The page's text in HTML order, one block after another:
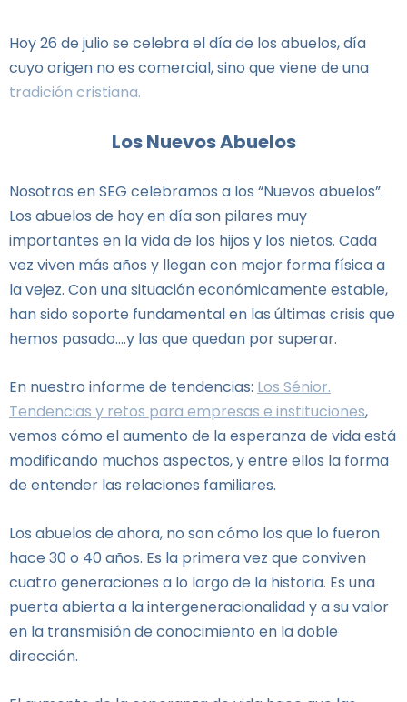
Hoy 26 de julio se celebra el día de los abuelos, día
cuyo origen no es comercial, sino que viene de una
tradición cristiana.
Los Nuevos Abuelos
Nosotros en SEG celebramos a los “Nuevos abuelos”.
Los abuelos de hoy en día son pilares muy
importantes en la vida de los hijos y los nietos. Cada
vez viven más años y llegan con mejor forma física a
la vejez. Con una situación económicamente estable,
han sido soporte fundamental en las últimas crisis que
hemos pasado….y las que quedan por superar.
En nuestro informe de tendencias: Los Sénior.
Tendencias y retos para empresas e instituciones,
vemos cómo el aumento de la esperanza de vida está
modificando muchos aspectos, y entre ellos la forma
de entender las relaciones familiares.
Los abuelos de ahora, no son cómo los que lo fueron
hace 30 o 40 años. Es la primera vez que conviven
cuatro generaciones a lo largo de la historia. Es una
puerta abierta a la intergeneracionalidad y a su valor
en la transmisión de conocimiento en la doble
dirección.